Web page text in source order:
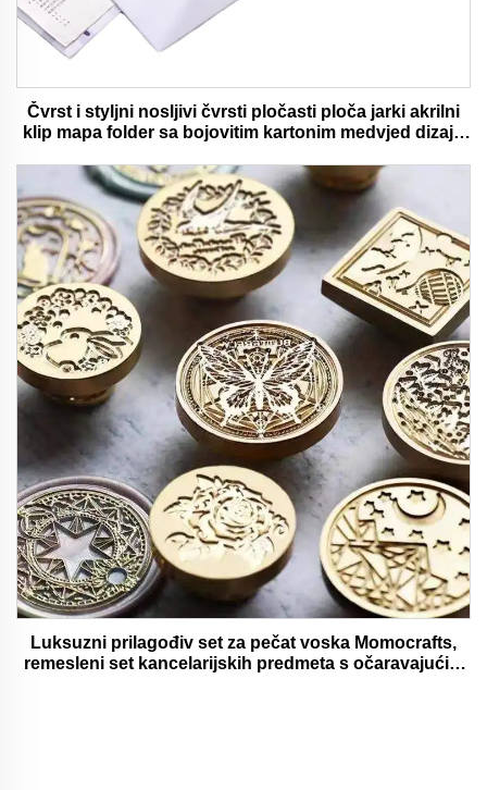
Čvrst i styljni nosljivi čvrsti pločasti ploča jarki akrilni
klip mapa folder sa bojovitim kartonim medvjed dizajn
Luksuzni prilagođiv set za pečat voska Momocrafts,
remesleni set kancelarijskih predmeta s očaravajućim